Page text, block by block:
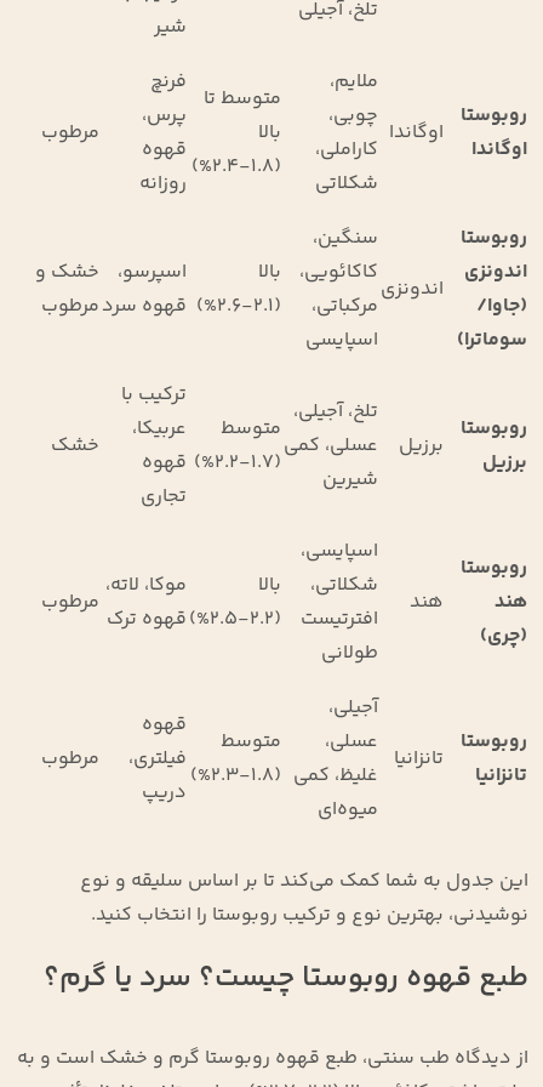
تلخ، آجیلی
شیر
روبوستا
اوگاندا
اوگاندا
ملایم،
چوبی،
کاراملی،
شکلاتی
متوسط تا
بالا
(۱.۸-۲.۴%)
فرنچ
پرس،
قهوه
روزانه
مرطوب
روبوستا
اندونزی
(جاوا/
سوماترا)
اندونزی
سنگین،
کاکائویی،
مرکباتی،
اسپایسی
بالا
(۲.۱-۲.۶%)
اسپرسو،
قهوه سرد
خشک و
مرطوب
روبوستا
برزیل
برزیل
تلخ، آجیلی،
عسلی، کمی
شیرین
متوسط
(۱.۷-۲.۲%)
ترکیب با
عربیکا،
قهوه
تجاری
خشک
روبوستا
هند
(چری)
هند
اسپایسی،
شکلاتی،
افترتیست
طولانی
بالا
(۲.۲-۲.۵%)
موکا، لاته،
قهوه ترک
مرطوب
روبوستا
تانزانیا
تانزانیا
آجیلی،
عسلی،
غلیظ، کمی
میوه‌ای
متوسط
(۱.۸-۲.۳%)
قهوه
فیلتری،
دریپ
مرطوب
این جدول به شما کمک می‌کند تا بر اساس سلیقه و نوع
نوشیدنی، بهترین نوع و ترکیب روبوستا را انتخاب کنید.
طبع قهوه روبوستا چیست؟ سرد یا گرم؟
از دیدگاه طب سنتی، طبع قهوه روبوستا گرم و خشک است و به